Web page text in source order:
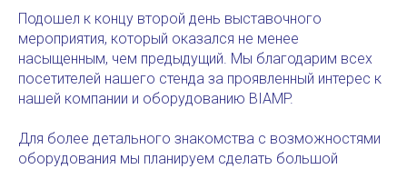
Подошел к концу второй день выставочного
мероприятия, который оказался не менее
насыщенным, чем предыдущий. Мы благодарим всех
посетителей нашего стенда за проявленный интерес к
нашей компании и оборудованию BIAMP.
Для более детального знакомства с возможностями
оборудования мы планируем сделать большой